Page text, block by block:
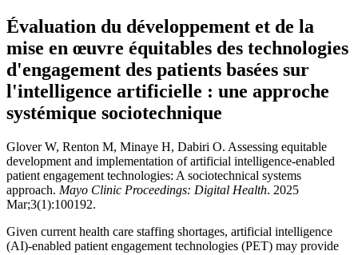
Évaluation du développement et de la
mise en œuvre équitables des technologies
d'engagement des patients basées sur
l'intelligence artificielle : une approche
systémique sociotechnique
Glover W, Renton M, Minaye H, Dabiri O. Assessing equitable
development and implementation of artificial intelligence-enabled
patient engagement technologies: A sociotechnical systems
approach. Mayo Clinic Proceedings: Digital Health. 2025
Mar;3(1):100192.
Given current health care staffing shortages, artificial intelligence
(AI)-enabled patient engagement technologies (PET) may provide